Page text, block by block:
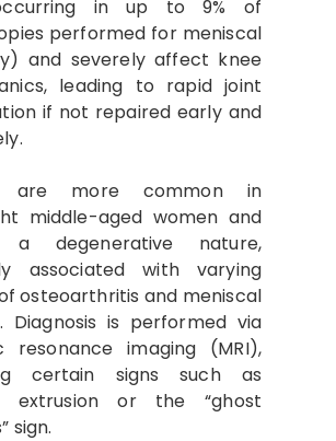
in up to 9% of
performed for meniscal
and severely affect knee
leading to rapid joint
if not repaired early and
are more common in
middle-aged women and
degenerative nature,
associated with varying
osteoarthritis and meniscal
Diagnosis is performed via
resonance imaging (MRI),
certain signs such as
extrusion or the “ghost
sign.